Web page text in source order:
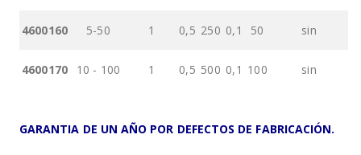
4600160 5-50 1 0,5 250 0,1 50 sin
4600170 10 - 100 1 0,5 500 0,1 100 sin
GARANTIA DE UN AÑO POR DEFECTOS DE FABRICACIÓN.